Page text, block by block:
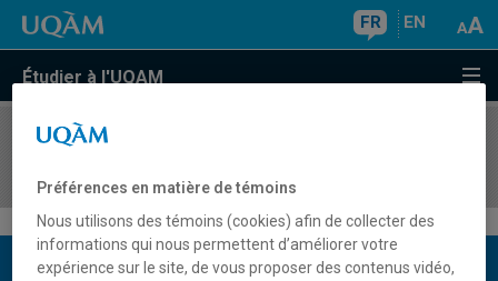
FR EN
Étudier à l'UQAM
COURS//
Description du cours
Préférences en matière de témoins
Nous utilisons des témoins (cookies) afin de collecter des
informations qui nous permettent d’améliorer votre
expérience sur le site, de vous proposer des contenus vidéo,